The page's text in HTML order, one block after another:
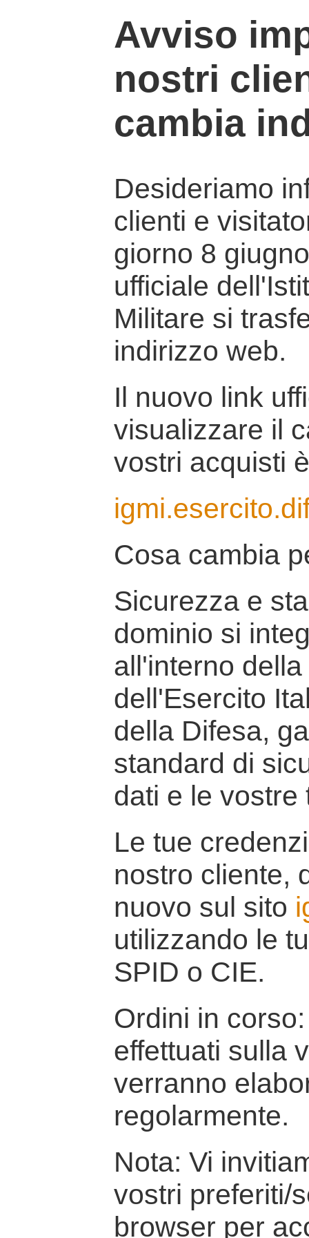
Avviso
nostri
cambia
Desideriamo
clienti e
giorno 8
ufficiale
Militare si
indirizzo web.
Il nuovo link
visualizzare il
vostri acquisti
Cosa cambia
Sicurezza e
dominio si
all'interno
dell'Esercito
della Difesa,
standard di
dati e le vostre
Le tue
nostro cliente,
nuovo sul sito
utilizzando le
SPID o CIE.
Ordini in
effettuati sulla
verranno
regolarmente.
Nota: Vi
vostri preferiti/
browser per